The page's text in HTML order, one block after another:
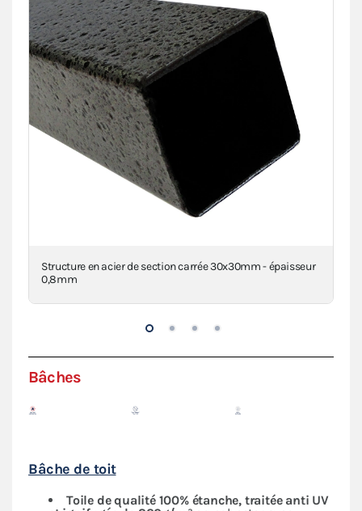
Structure en acier de section carrée 30x30mm - épaisseur
0,8mm
Bâches
Bâche de toit
Toile de qualité 100% étanche, traitée anti UV